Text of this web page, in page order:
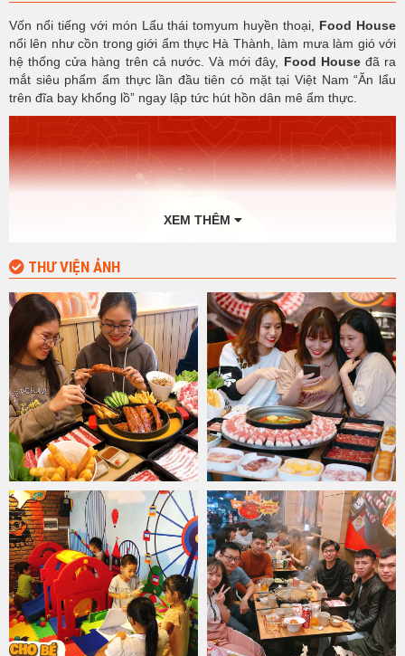
Vốn nổi tiếng với món Lẩu thái tomyum huyền thoại,
Food House
nổi lên như cồn trong giới ẩm thực Hà Thành, làm mưa làm gió với
hệ thống cửa hàng trên cả nước. Và mới đây, Food Houseđã ra
mắt siêu phẩm ẩm thực lần đầu tiên có mặt tại Việt Nam “Ăn lẩu
trên đĩa bay khổng lồ” ngay lập tức hút hồn dân mê ẩm thực.
Ăn lẩu trên đĩa bay khổng lồ độc đáo
Đúng như tên gọi "Ăn lẩu trên đĩa bay", tháp đồ nhúng lẩu sẽ khiến
bạn ngây ngất vì sự hấp dẫn và tươi ngon của nguyên một vòng
tròn bò Mỹ xếp vòng quanh, còn lại là bò viên, nấm kim châm và
mì. Ngay khi các khay thịt được bưng ra, thực khách chắc chắn sẽ
"choáng" vì sự hấp dẫn và tươi ngon của set lẩu gây bão.
Món lẩu Thái ngon không thể thiếu vị cay của ớt tươi, vị thơm của
XEM THÊM
THƯ VIỆN ẢNH